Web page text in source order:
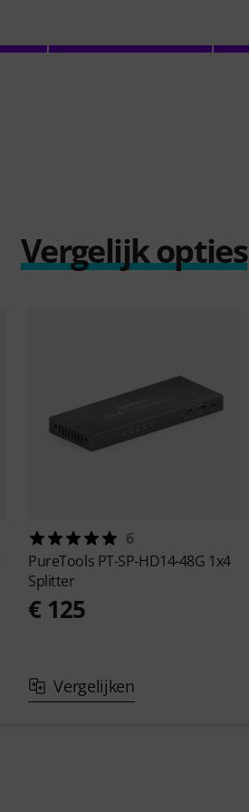
Vergelijk opties
6
PureTools PT-SP-HD14-48G 1x4
Splitter
€ 125
Vergelijken